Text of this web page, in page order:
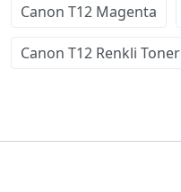
Canon T12 Magenta
Canon T12 Renkli Toner